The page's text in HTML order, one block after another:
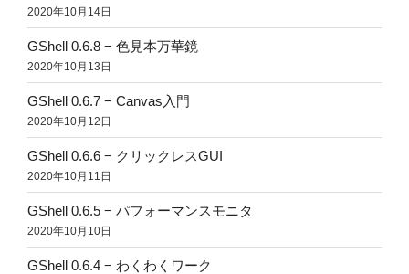
2020年10月14日
GShell 0.6.8 − 色見本万華鏡
2020年10月13日
GShell 0.6.7 − Canvas入門
2020年10月12日
GShell 0.6.6 − クリックレスGUI
2020年10月11日
GShell 0.6.5 − パフォーマンスモニタ
2020年10月10日
GShell 0.6.4 − わくわくワーク